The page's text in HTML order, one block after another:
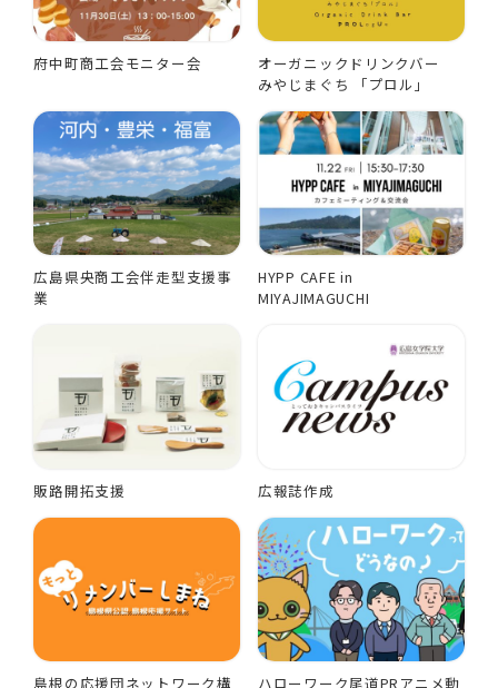
府中町商工会モニター会
オーガニックドリンクバー
みやじまぐち 「プロル」
広島県央商工会伴走型支援事
業
HYPP CAFE in
MIYAJIMAGUCHI
販路開拓支援 広報誌作成
島根の応援団ネットワーク構
ハローワーク尾道PRアニメ動